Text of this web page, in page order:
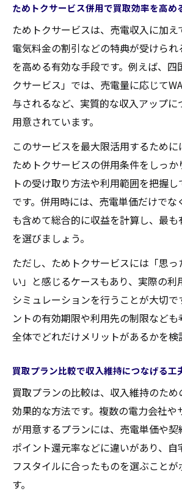
ためトクサービス併用で買取効率を高め
ためトクサービスは、売電収入に加
電気料金の割引などの特典が受けら
を高める有効な手段です。例えば、四
クサービス」では、売電量に応じて
与されるなど、実質的な収入アップに
用意されています。
このサービスを最大限活用するために
ためトクサービスの併用条件をしっ
トの受け取り方法や利用範囲を把握
です。併用時には、売電単価だけでな
も含めて総合的に収益を計算し、最
を選びましょう。
ただし、ためトクサービスには「思
い」と感じるケースもあり、実際の利
シミュレーションを行うことが大切で
ントの有効期限や利用先の制限など
全体でどれだけメリットがあるかを検
買取プラン比較で収入維持につなげる工
買取プランの比較は、収入維持のた
効果的な方法です。複数の電力会社や
が用意するプランには、売電単価や契
ポイント還元率などに違いがあり、自
フスタイルに合ったものを選ぶこと
す。